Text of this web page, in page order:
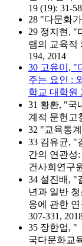
19 (19): 31-
28 "다문화
29 정지현, "
램의 교육적
194, 2014
30 고유미, "
주는 요인 :
학교 대학원
31 황환, "국
계적 문헌고
32 "교육통
33 김유균, "
간의 연관성
건사회연구
34 설진배, "
년과 일반
응에 관한
307-331,
35 장한업, "
국다문화교